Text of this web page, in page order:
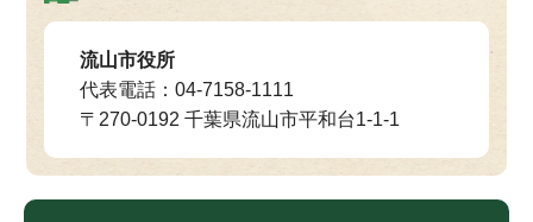
流山市役所
代表電話：04-7158-1111
〒270-0192 千葉県流山市平和台1-1-1